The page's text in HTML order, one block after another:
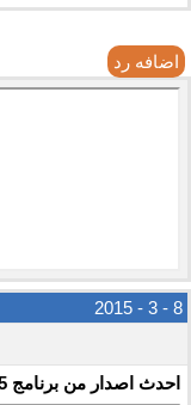
اضافه رد
8 - 3 - 2015
احدث اصدار من برنامج DVBViewer 5.3.2 February 2015